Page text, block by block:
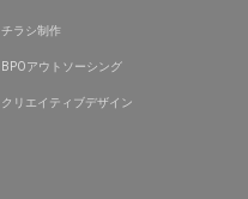
チラシ制作
BPOアウトソーシング
クリエイティブデザイン